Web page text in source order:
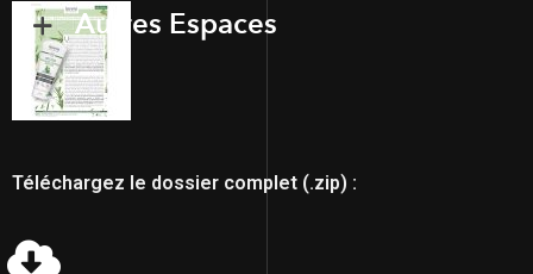
Autres Espaces
Téléchargez le dossier complet (.zip) :